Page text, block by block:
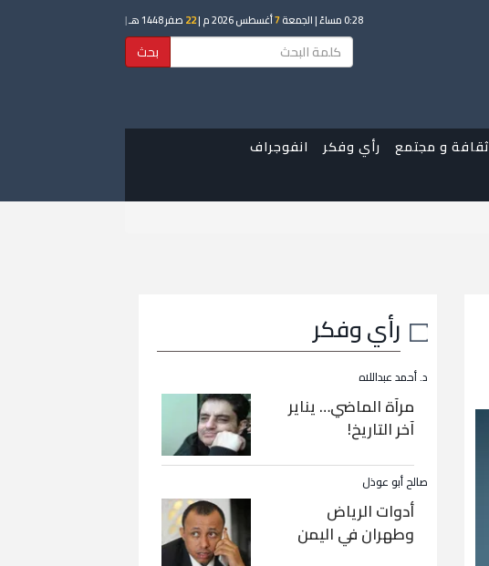
0:28 مساءً | الجمعة7أغسطس 2026 م | 22 صفر 1448 هـ |
بحث
ثقافة و مجتمع رأي وفكر
انفوجراف
رأي وفكر
د. أحمد عبداللاه
مرآة الماضي… يناير
آخر التاريخ!
صالح أبو عوذل
أدوات الرياض
وطهران في اليمن